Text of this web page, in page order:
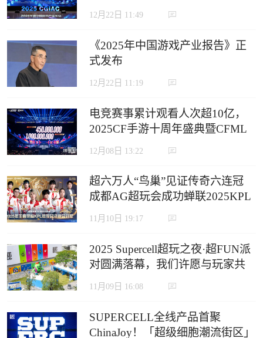
12月22日 11:49
《2025年中国游戏产业报告》正
式发布
12月22日 11:19
电竞赛事累计观看人次超10亿，
2025CF手游十周年盛典暨CFML
秋季赛S18总决赛收官
12月08日 13:22
超六万人“鸟巢”见证传奇六连冠
成都AG超玩会成功蝉联2025KPL
年度总决赛冠军
11月10日 19:17
2025 Supercell超玩之夜·超FUN派
对圆满落幕，我们许愿与玩家共
赴下一个十年
11月09日 16:08
SUPERCELL全线产品首聚
ChinaJoy！「超级细胞潮流街区」